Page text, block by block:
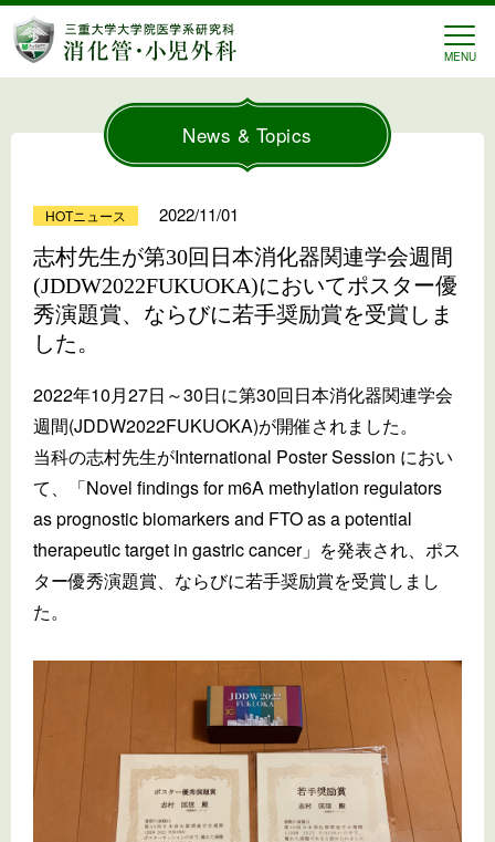
三重大学 消化管・小児外
MENU
News & Topics
HOTニュース 2022/11/01
志村先生が第30回日本消化器関連学会週間
(JDDW2022FUKUOKA)においてポスター優
秀演題賞、ならびに若手奨励賞を受賞しま
した。
2022年10月27日～30日に第30回日本消化器関連学会
週間(JDDW2022FUKUOKA)が開催されました。
当科の志村先生がInternational Poster Session におい
て、「Novel findings for m6A methylation regulators
as prognostic biomarkers and FTO as a potential
therapeutic target in gastric cancer」を発表され、ポス
ター優秀演題賞、ならびに若手奨励賞を受賞しまし
た。